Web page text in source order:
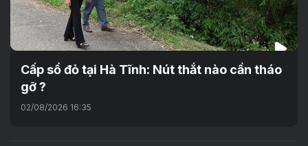
Cấp sổ đỏ tại Hà Tĩnh: Nút thắt nào cần tháo
gỡ ?
02/08/2026 16:35